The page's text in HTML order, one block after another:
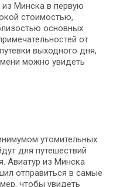
из Минска в первую
стоимостью,
основных
от
выходного дня,
можно увидеть
утомительных
для путешествий
Авиатур из Минска
отправиться в самые
чтобы увидеть